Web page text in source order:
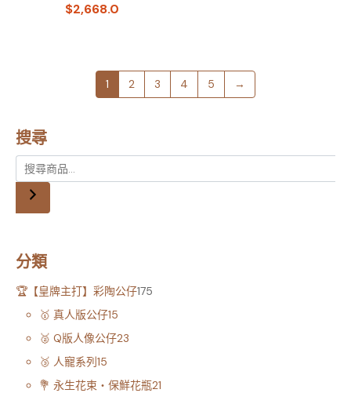
$2,668.0
1 2 3 4 5 →
搜尋
分類
🏆【皇牌主打】彩陶公仔175
🥇 真人版公仔15
🥈 Q版人像公仔23
🥉 人寵系列15
💐 永生花束・保鮮花瓶21